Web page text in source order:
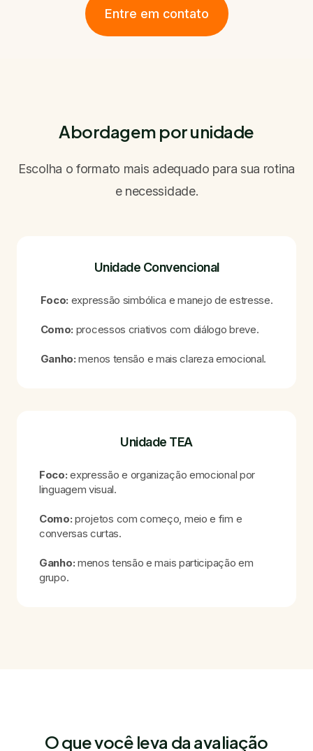
Entre em contato
Abordagem por unidade
Escolha o formato mais adequado para sua rotina
e necessidade.
Unidade Convencional
Foco: expressão simbólica e manejo de estresse.
Como: processos criativos com diálogo breve.
Ganho: menos tensão e mais clareza emocional.
Unidade TEA
Foco: expressão e organização emocional por
linguagem visual.
Como: projetos com começo, meio e fim e
conversas curtas.
Ganho: menos tensão e mais participação em
grupo.
O que você leva da avaliação